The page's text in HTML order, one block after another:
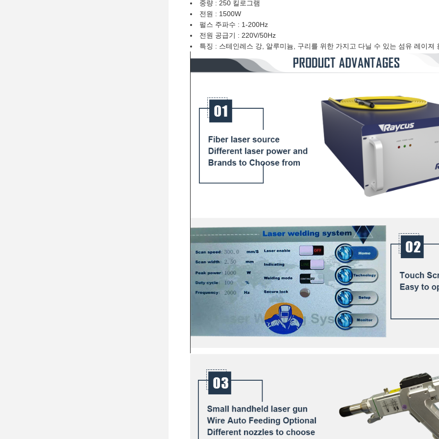
중량 : 250 킬로그램
전원 : 1500W
펄스 주파수 : 1-200Hz
전원 공급기 : 220V/50Hz
특징 : 스테인레스 강, 알루미늄, 구리를 위한 가지고 다닐 수 있는 섬유 레이져